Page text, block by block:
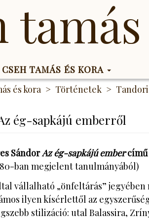
CSEH TAMÁS ÉS KORA
és kora Történetek
ég-sapkájú emberről
SándorAz ég-sapkájú embercímű
ban megjelent tanulmányából)
vállalható „önfeltárás”
ilyen kísérlettől az
stilizáció: utal Balassira,